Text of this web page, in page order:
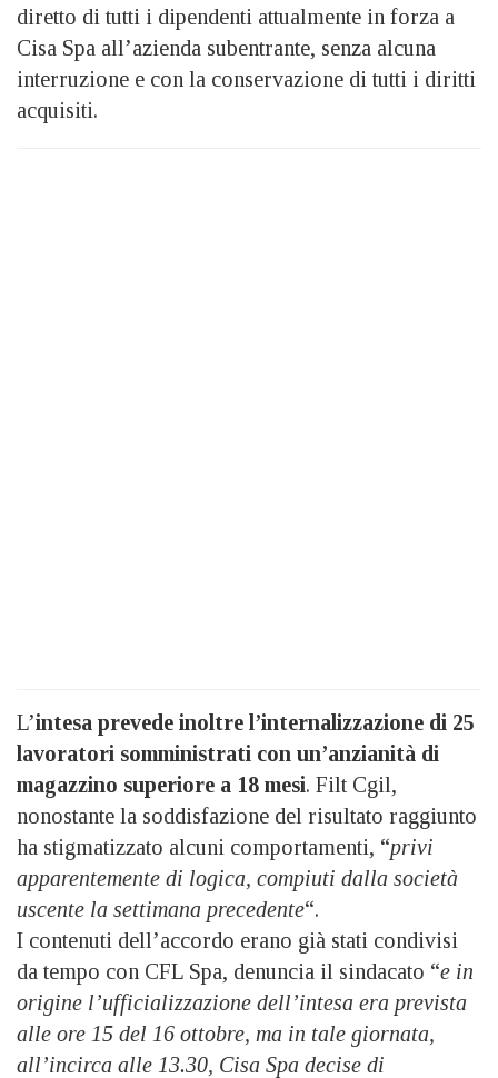
diretto di tutti i dipendenti attualmente in forza a
Cisa Spa all’azienda subentrante, senza alcuna
interruzione e con la conservazione di tutti i diritti
acquisiti.
L’intesa prevede inoltre l’internalizzazione di 25
lavoratori somministrati con un’anzianità di
magazzino superiore a 18 mesi. Filt Cgil,
nonostante la soddisfazione del risultato raggiunto
ha stigmatizzato alcuni comportamenti, “privi
apparentemente di logica, compiuti dalla società
uscente la settimana precedente“.
I contenuti dell’accordo erano già stati condivisi
da tempo con CFL Spa, denuncia il sindacato “e in
origine l’ufficializzazione dell’intesa era prevista
alle ore 15 del 16 ottobre, ma in tale giornata,
all’incirca alle 13.30, Cisa Spa decise di